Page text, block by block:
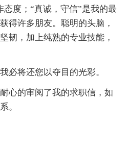
度；“真诚，守信”是我的最
得许多朋友。聪明的头脑，
韧，加上纯熟的专业技能，
将还您以夺目的光彩。
的审阅了我的求职信，如
。